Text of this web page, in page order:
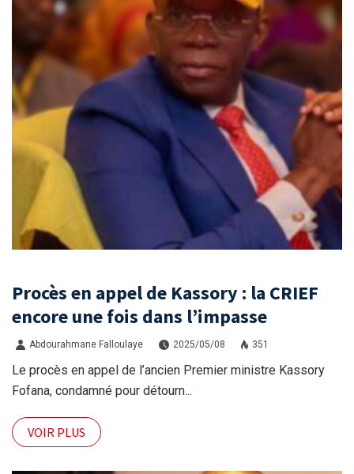
Procès en appel de Kassory : la CRIEF
encore une fois dans l’impasse
Abdourahmane Falloulaye 2025/05/08 351
Le procès en appel de l’ancien Premier ministre Kassory
Fofana, condamné pour détourn...
VOIR PLUS